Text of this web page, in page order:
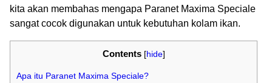
kita akan membahas mengapa Paranet Maxima Speciale
sangat cocok digunakan untuk kebutuhan kolam ikan.
Contents [hide]
Apa itu Paranet Maxima Speciale?